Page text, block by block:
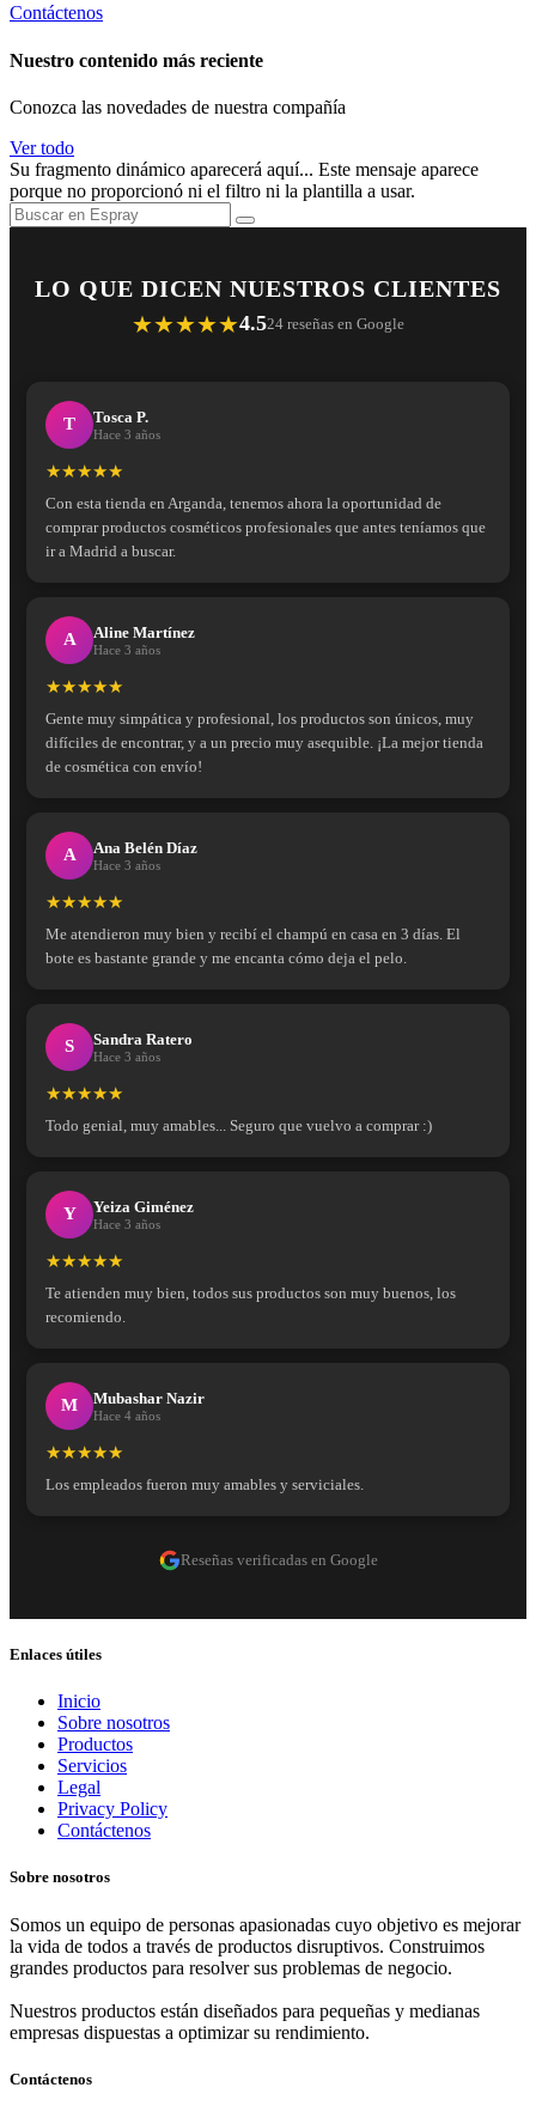
Contáctenos
Nuestro contenido más reciente
Conozca las novedades de nuestra compañía
Ver todo
Su fragmento dinámico aparecerá aquí... Este mensaje aparece
porque no proporcionó ni el filtro ni la plantilla a usar.
LO QUE DICEN NUESTROS CLIENTES
★★★★★4.524 reseñas en Google
T Tosca P.
Hace 3 años
★★★★★
Con esta tienda en Arganda, tenemos ahora la oportunidad de
comprar productos cosméticos profesionales que antes teníamos que
ir a Madrid a buscar.
A Aline Martínez
Hace 3 años
★★★★★
Gente muy simpática y profesional, los productos son únicos, muy
difíciles de encontrar, y a un precio muy asequible. ¡La mejor tienda
de cosmética con envío!
A Ana Belén Díaz
Hace 3 años
★★★★★
Me atendieron muy bien y recibí el champú en casa en 3 días. El
bote es bastante grande y me encanta cómo deja el pelo.
S Sandra Ratero
Hace 3 años
★★★★★
Todo genial, muy amables... Seguro que vuelvo a comprar :)
Y Yeiza Giménez
Hace 3 años
★★★★★
Te atienden muy bien, todos sus productos son muy buenos, los
recomiendo.
M Mubashar Nazir
Hace 4 años
★★★★★
Los empleados fueron muy amables y serviciales.
Reseñas verificadas en Google
Enlaces útiles
Inicio
Sobre nosotros
Productos
Servicios
Legal
Privacy Policy
Contáctenos
Sobre nosotros
Somos un equipo de personas apasionadas cuyo objetivo es mejorar
la vida de todos a través de productos disruptivos. Construimos
grandes productos para resolver sus problemas de negocio.
Nuestros productos están diseñados para pequeñas y medianas
empresas dispuestas a optimizar su rendimiento.
Contáctenos